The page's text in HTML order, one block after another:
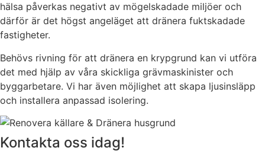
hälsa påverkas negativt av mögelskadade miljöer och
därför är det högst angeläget att dränera fuktskadade
fastigheter.
Behövs rivning för att dränera en krypgrund kan vi utföra
det med hjälp av våra skickliga grävmaskinister och
byggarbetare. Vi har även möjlighet att skapa ljusinsläpp
och installera anpassad isolering.
Kontakta oss idag!